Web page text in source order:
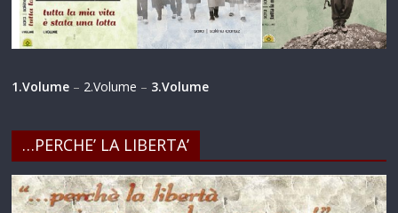
1.Volume – 2.Volume – 3.Volume
…PERCHE’ LA LIBERTA’